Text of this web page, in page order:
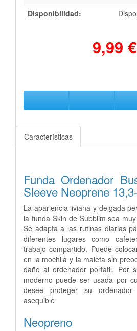
Disponibilidad:
9,99 €
Características
Funda Ordenador
Sleeve Neoprene
La apariencia liviana y delgada
la funda Skin de Subblim sea
Se adapta a las rutinas diarias
diferentes lugares como
trabajo compartido. Puede
en la mochila y la maleta sin
daño al ordenador portátil. Por
modernopuede ser usada por
desee proteger su
asequible
Neopreno